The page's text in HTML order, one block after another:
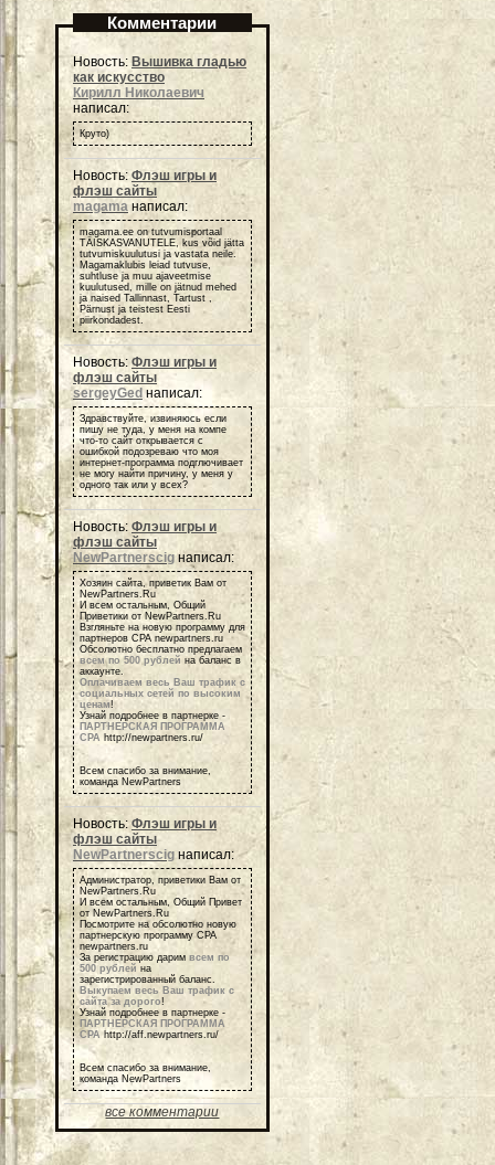
Комментарии
Новость: Вышивка гладью
как искусство
Кирилл Николаевич
написал:
Круто)
Новость: Флэш игры и
флэш сайты
magama написал:
magama.ee on tutvumisportaal
TÄISKASVANUTELE, kus võid jätta
tutvumiskuulutusi ja vastata neile.
Magamaklubis leiad tutvuse,
suhtluse ja muu ajaveetmise
kuulutused, mille on jätnud mehed
ja naised Tallinnast, Tartust ,
Pärnust ja teistest Eesti
piirkondadest.
Новость: Флэш игры и
флэш сайты
sergeyGed написал:
Здравствуйте, извиняюсь если
пишу не туда, у меня на компе
что-то сайт открывается с
ошибкой подозреваю что моя
интернет-программа подглючивает
не могу найти причину, у меня у
одного так или у всех?
Новость: Флэш игры и
флэш сайты
NewPartnerscigнаписал:
Хозяин сайта, приветик Вам от
NewPartners.Ru
И всем остальным, Общий
Приветики от NewPartners.Ru
Взгляньте на новую программу для
партнеров СРА newpartners.ru
Обсолютно бесплатно предлагаем
всем по 500 рублей на баланс в
аккаунте.
Оплачиваем весь Ваш трафик с
социальных сетей по высоким
ценам!
Узнай подробнее в партнерке -
ПАРТНЕРСКАЯ ПРОГРАММА
СРА http://newpartners.ru/
Всем спасибо за внимание,
команда NewPartners
Новость: Флэш игры и
флэш сайты
NewPartnerscig написал:
Администратор, приветики Вам от
NewPartners.Ru
И всем остальным, Общий Привет
от NewPartners.Ru
Посмотрите на обсолютно новую
партнерскую программу СРА
newpartners.ru
За регистрацию дарим всем по
500 рублей на
зарегистрированный баланс.
Выкупаем весь Ваш трафик с
сайта за дорого!
Узнай подробнее в партнерке -
ПАРТНЕРСКАЯ ПРОГРАММА
СРА http://aff.newpartners.ru/
Всем спасибо за внимание,
команда NewPartners
все комментарии